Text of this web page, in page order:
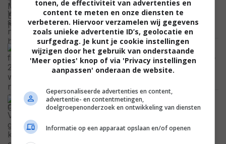
historische eerste week: dit weekend
wordt beslissend
NIEUWS
Drie films uit 2026 worden nu
grijsgedraaid op Prime Video en geef de
kijkers ongelijk
Vanavond op TV om 20.00 uur:
Zenuwslopende thriller die je hartslag
NIEUWS
tonen, de effectiviteit van advertenties en
content te meten en onze diensten te
verbeteren. Hiervoor verzamelen wij gegevens
zoals unieke advertentie ID’s, geolocatie en
surfgedrag. Je kunt je cookie instellingen
wijzigen door het gebruik van onderstaande
'Meer opties' knop of via 'Privacy instellingen
aanpassen' onderaan de website.
Gepersonaliseerde advertenties en content,
advertentie- en contentmetingen,
doelgroepenonderzoek en ontwikkeling van diensten
Informatie op een apparaat opslaan en/of openen